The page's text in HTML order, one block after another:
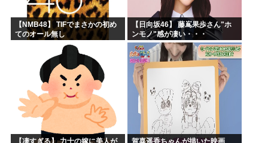
【NMB48】 TIFでまさかの初め
てのオール無し
【日向坂46】 藤嶌果歩さん"ホ
ンモノ"感が凄い・・・
【凄すぎる】 力士の嫁に美人が 賀喜遥香ちゃんが描いた映画